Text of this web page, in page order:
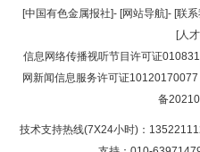
返
返
[中国有色金属报社]- [网站导航]- [联
[人
信息网络传播视听节目许可证
网新闻信息服务许可证10120170077
备
技术支持热线(7X24小时)：